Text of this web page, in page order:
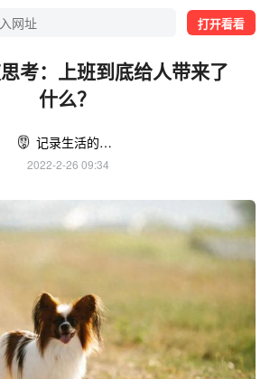
打开看看
考：上班到底给人带来了
什么？
记录生活的梦惜仙
2022-2-26 09:34